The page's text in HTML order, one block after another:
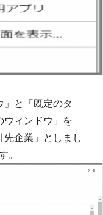
」と「既定のタ
ウィンドウ」を
先企業」としまし